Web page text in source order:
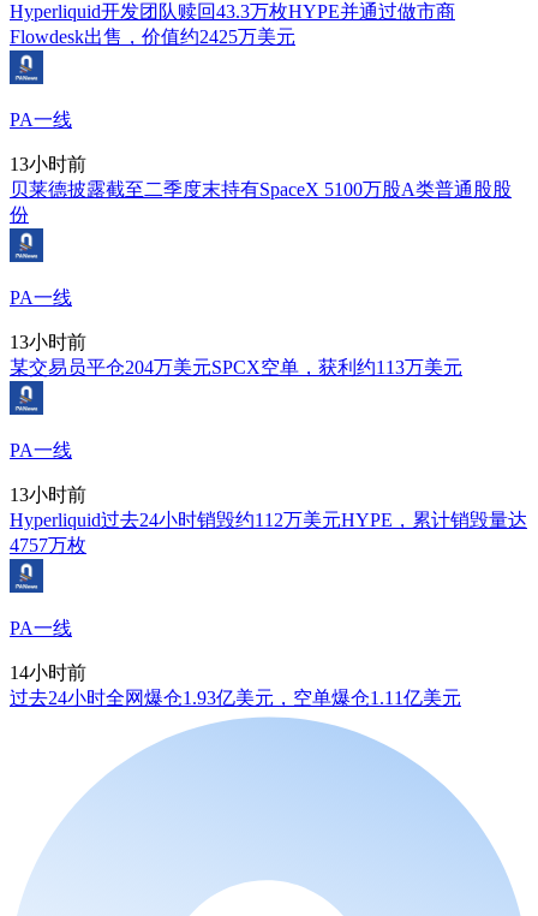
Hyperliquid开发团队赎回43.3万枚HYPE并通过做市商
Flowdesk出售，价值约2425万美元
PA一线
13小时前
贝莱德披露截至二季度末持有SpaceX 5100万股A类普通股股
份
PA一线
13小时前
某交易员平仓204万美元SPCX空单，获利约113万美元
PA一线
13小时前
Hyperliquid过去24小时销毁约112万美元HYPE，累计销毁量达
4757万枚
PA一线
14小时前
过去24小时全网爆仓1.93亿美元，空单爆仓1.11亿美元